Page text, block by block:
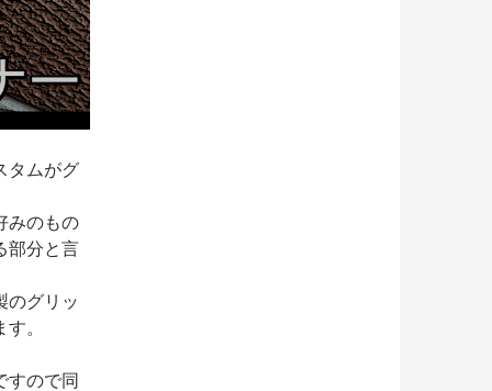
タムがグ
みのもの
部分と言
のグリッ
。
すので同